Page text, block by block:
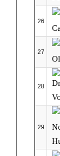
26
27
28
29